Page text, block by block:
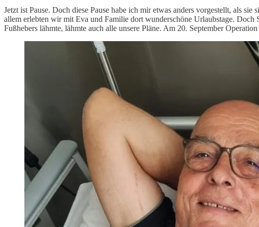
Jetzt ist Pause. Doch diese Pause habe ich mir etwas anders vorgestellt, als
allem erlebten wir mit Eva und Familie dort wunderschöne Urlaubstage.
Fußhebers lähmte, lähmte auch alle unsere Pläne. Am 20. September